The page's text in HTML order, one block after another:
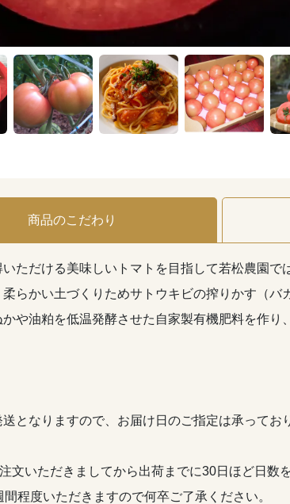
商品のこだわり
いただける美味しいトマトを目指して若松農園
柔らかい土づくりためサトウキビの搾りかす（
かや油粕を低温発酵させた自家製有機肥料を作
となりますので、お届け日のご指定は承ってお
文いただきましてから出荷までに30日ほど日数
程度いただきますので何卒ご了承ください。